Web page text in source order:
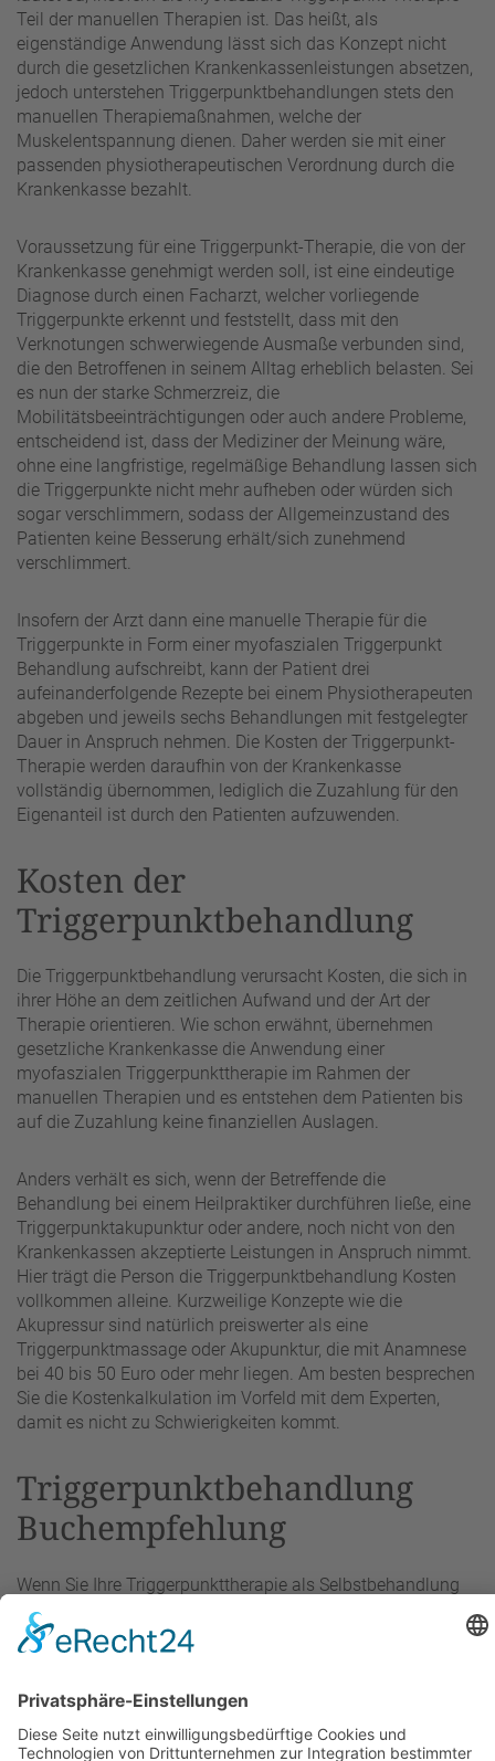
Teil der manuellen Therapien ist. Das heißt, als
eigenständige Anwendung lässt sich das Konzept nicht
durch die gesetzlichen Krankenkassenleistungen absetzen,
jedoch unterstehen Triggerpunktbehandlungen stets den
manuellen Therapiemaßnahmen, welche der
Muskelentspannung dienen. Daher werden sie mit einer
passenden physiotherapeutischen Verordnung durch die
Krankenkasse bezahlt.
Voraussetzung für eine Triggerpunkt-Therapie, die von der
Krankenkasse genehmigt werden soll, ist eine eindeutige
Diagnose durch einen Facharzt, welcher vorliegende
Triggerpunkte erkennt und feststellt, dass mit den
Verknotungen schwerwiegende Ausmaße verbunden sind,
die den Betroffenen in seinem Alltag erheblich belasten. Sei
es nun der starke Schmerzreiz, die
Mobilitätsbeeinträchtigungen oder auch andere Probleme,
entscheidend ist, dass der Mediziner der Meinung wäre,
ohne eine langfristige, regelmäßige Behandlung lassen sich
die Triggerpunkte nicht mehr aufheben oder würden sich
sogar verschlimmern, sodass der Allgemeinzustand des
Patienten keine Besserung erhält/sich zunehmend
verschlimmert.
Insofern der Arzt dann eine manuelle Therapie für die
Triggerpunkte in Form einer myofaszialen Triggerpunkt
Behandlung aufschreibt, kann der Patient drei
aufeinanderfolgende Rezepte bei einem Physiotherapeuten
abgeben und jeweils sechs Behandlungen mit festgelegter
Dauer in Anspruch nehmen. Die Kosten der Triggerpunkt-
Therapie werden daraufhin von der Krankenkasse
vollständig übernommen, lediglich die Zuzahlung für den
Eigenanteil ist durch den Patienten aufzuwenden.
Kosten der
Triggerpunktbehandlung
Die Triggerpunktbehandlung verursacht Kosten, die sich in
ihrer Höhe an dem zeitlichen Aufwand und der Art der
Therapie orientieren. Wie schon erwähnt, übernehmen
gesetzliche Krankenkasse die Anwendung einer
myofaszialen Triggerpunkttherapie im Rahmen der
manuellen Therapien und es entstehen dem Patienten bis
auf die Zuzahlung keine finanziellen Auslagen.
Anders verhält es sich, wenn der Betreffende die
Behandlung bei einem Heilpraktiker durchführen ließe, eine
Triggerpunktakupunktur oder andere, noch nicht von den
Krankenkassen akzeptierte Leistungen in Anspruch nimmt.
Hier trägt die Person die Triggerpunktbehandlung Kosten
vollkommen alleine. Kurzweilige Konzepte wie die
Akupressur sind natürlich preiswerter als eine
Triggerpunktmassage oder Akupunktur, die mit Anamnese
bei 40 bis 50 Euro oder mehr liegen. Am besten besprechen
Sie die Kostenkalkulation im Vorfeld mit dem Experten,
damit es nicht zu Schwierigkeiten kommt.
Triggerpunktbehandlung
Buchempfehlung
Wenn Sie Ihre Triggerpunkttherapie als Selbstbehandlung
ausführen möchten, könnten Sie sich auch durch passende
Literatur darauf vorbereiten. Sie eignet sich sowohl als
begleitendes Wissen für eine Eigenanwendung ohne
bereits durch einen Kurs mit den Kompetenzen
ausgestattet wurden, die ein verantwortungsbewusster
Profi für Triggerpunktkonzepte benötigt. Nachfolgend